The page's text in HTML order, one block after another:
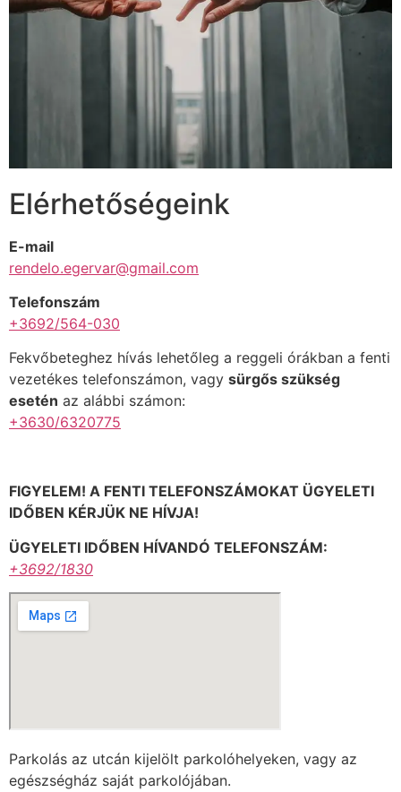
Elérhetőségeink
E-mail
rendelo.egervar@gmail.com
Telefonszám
+3692/564-030
Fekvőbeteghez hívás lehetőleg a reggeli órákban a fenti
vezetékes telefonszámon, vagy sürgős szükség
esetén az alábbi számon:
+3630/6320775
FIGYELEM! A FENTI TELEFONSZÁMOKAT ÜGYELETI
IDŐBEN KÉRJÜK NE HÍVJA!
ÜGYELETI IDŐBEN HÍVANDÓ TELEFONSZÁM:
+3692/1830
Parkolás az utcán kijelölt parkolóhelyeken, vagy az
egészségház saját parkolójában.